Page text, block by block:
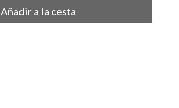
Añadir a la cesta